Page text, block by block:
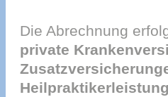
Die Abrechnung
private